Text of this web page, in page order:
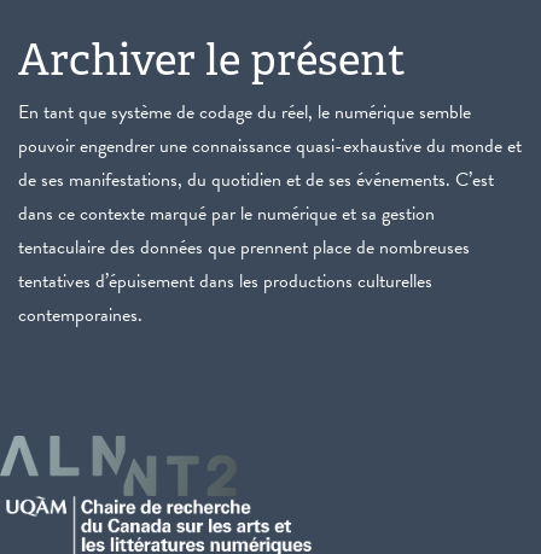
Archiver le présent
En tant que système de codage du réel, le numérique semble
pouvoir engendrer une connaissance quasi-exhaustive du monde et
de ses manifestations, du quotidien et de ses événements. C’est
dans ce contexte marqué par le numérique et sa gestion
tentaculaire des données que prennent place de nombreuses
tentatives d’épuisement dans les productions culturelles
contemporaines.